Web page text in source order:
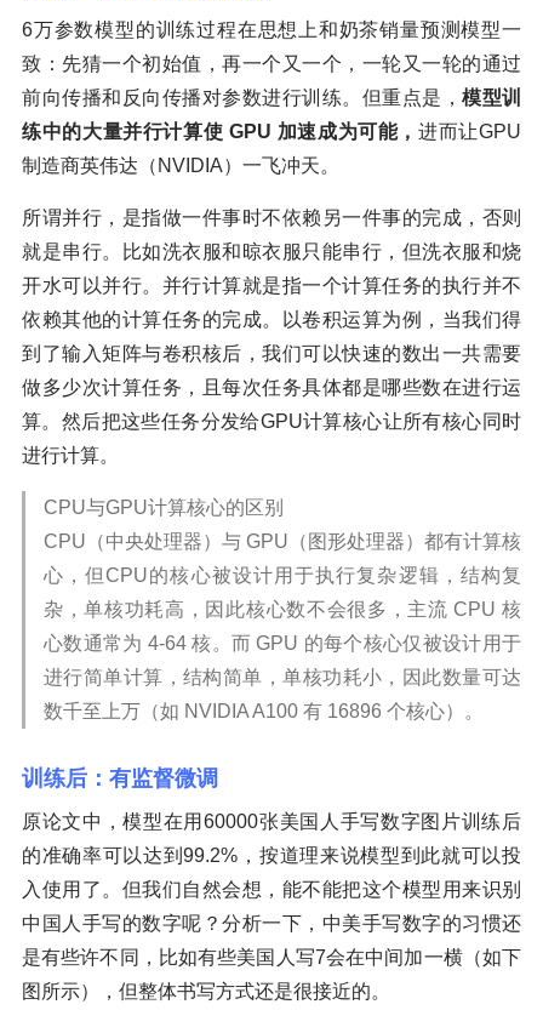
6万参数模型的训练过程在思想上和奶茶销量预测模型一
致：先猜一个初始值，再一个又一个，一轮又一轮的通过
前向传播和反向传播对参数进行训练。但重点是， 模型训
练中的大量并行计算使 GPU 加速成为可能，进而让GPU
制造商英伟达（NVIDIA）一飞冲天。
所谓并行，是指做一件事时不依赖另一件事的完成，否则
就是串行。比如洗衣服和晾衣服只能串行，但洗衣服和烧
开水可以并行。并行计算就是指一个计算任务的执行并不
依赖其他的计算任务的完成。以卷积运算为例，当我们得
到了输入矩阵与卷积核后，我们可以快速的数出一共需要
做多少次计算任务，且每次任务具体都是哪些数在进行运
算。然后把这些任务分发给GPU计算核心让所有核心同时
进行计算。
CPU与GPU计算核心的区别
CPU（中央处理器）与 GPU（图形处理器）都有计算核
心，但CPU的核心被设计用于执行复杂逻辑，结构复
杂，单核功耗高，因此核心数不会很多，主流 CPU 核
心数通常为 4-64 核。而 GPU 的每个核心仅被设计用于
进行简单计算，结构简单，单核功耗小，因此数量可达
数千至上万（如 NVIDIA A100 有 16896 个核心）。
训练后：有监督微调
原论文中，模型在用60000张美国人手写数字图片训练后
的准确率可以达到99.2%，按道理来说模型到此就可以投
入使用了。但我们自然会想，能不能把这个模型用来识别
中国人手写的数字呢？分析一下，中美手写数字的习惯还
是有些许不同，比如有些美国人写7会在中间加一横（如下
图所示），但整体书写方式还是很接近的。